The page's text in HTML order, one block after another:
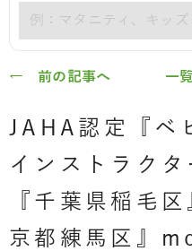
← 前の記事へ 一
JAHA認定『ベ
インストラク
『千葉県稲毛
京都練馬区』